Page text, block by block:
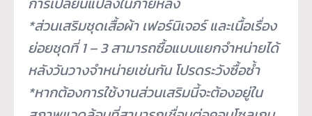
*ส่วนเสริมชุดเสื้อผ้า เฟอร์นิเจอร์ และเนื้อเรื่อง
ย่อยชุดที่ 1 – 3 สามารถซื้อแบบแยกจำหน่ายได้
หลังวันวางจำหน่ายเช่นกัน โปรดระวังซื้อซ้ำ
*หากต้องการใช้งานส่วนเสริมนี้จะต้องอยู่ใน